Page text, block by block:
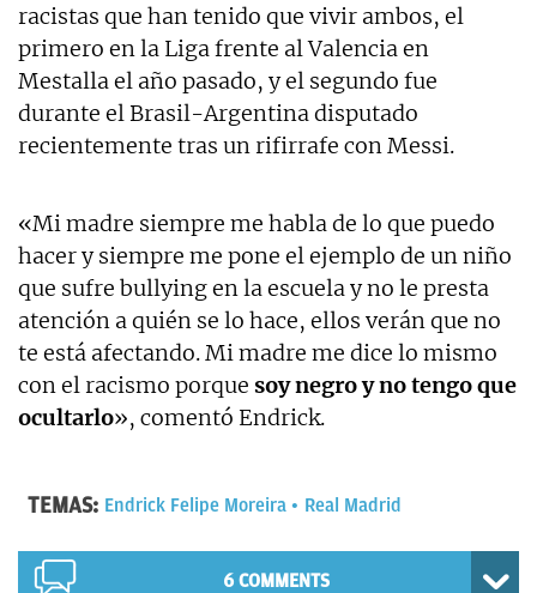
racistas que han tenido que vivir ambos, el
primero en la Liga frente al Valencia en
Mestalla el año pasado, y el segundo fue
durante el Brasil-Argentina disputado
recientemente tras un rifirrafe con Messi.
«Mi madre siempre me habla de lo que puedo
hacer y siempre me pone el ejemplo de un niño
que sufre bullying en la escuela y no le presta
atención a quién se lo hace, ellos verán que no
te está afectando. Mi madre me dice lo mismo
con el racismo porque soy negro y no tengo que
ocultarlo», comentó Endrick.
TEMAS: Endrick Felipe Moreira Real Madrid
6 COMMENTS